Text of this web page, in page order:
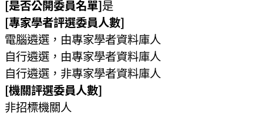
[是否公開委員名單]是
[專家學者評選委員人數]
電腦遴選，由專家學者資料庫人
自行遴選，由專家學者資料庫人
自行遴選，非專家學者資料庫人
[機關評選委員人數]
非招標機關人